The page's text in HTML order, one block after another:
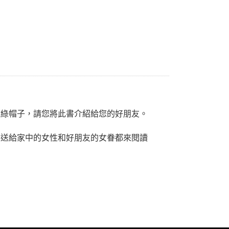
帽子，請您將此書介紹給您的好朋友。
給家中的女性和好朋友的女眷都來閱讀